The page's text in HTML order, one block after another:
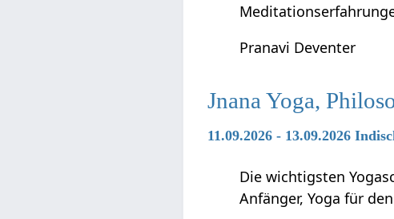
Pranavi Deventer
Jnana Yoga,
11.09.2026 - 13.09.2026
Die wichtigsten
Anfänger, Yoga für